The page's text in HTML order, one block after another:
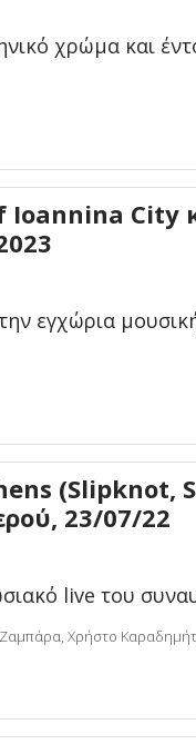
χρώμα και
Ioannina City
εγχώρια
(Slipknot,
23/07/22
live του
Χρήστο